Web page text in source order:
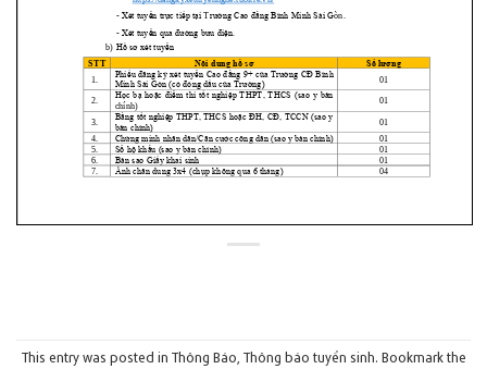
This entry was posted in Thông Báo, Thông báo tuyển sinh. Bookmark the